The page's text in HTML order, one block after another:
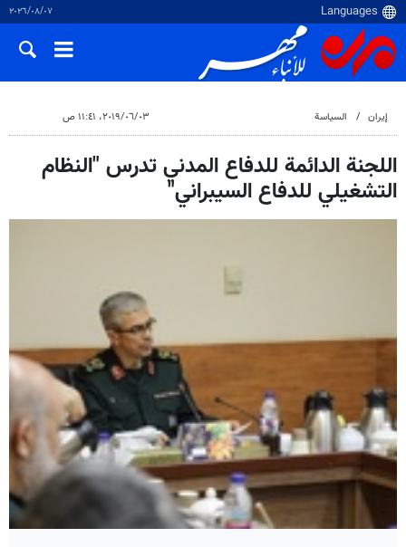
٠٧‏/٠٨‏/٢٠٢٦
إيران السياسة ٠٣‏/٠٦‏/٢٠١٩، ١١:٤١ ص
اللجنة الدائمة للدفاع المدني تدرس "النظام
التشغيلي للدفاع السيبراني"